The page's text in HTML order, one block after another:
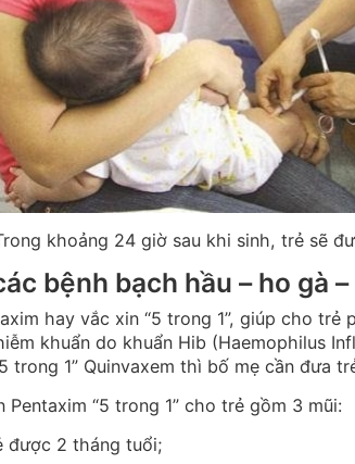
khoảng 24 giờ sau khi sinh, trẻ sẽ
bệnh bạch hầu – ho gà
hay vắc xin “5 trong 1”, giúp cho
khuẩn do khuẩn Hib (Haemophilus
trong 1” Quinvaxem thì bố mẹ cần đưa
“5 trong 1” cho trẻ gồm 3 mũi:
được 2 tháng tuổi;